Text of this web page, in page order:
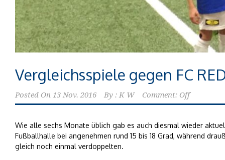
Vergleichsspiele gegen FC
Posted On 13 Nov. 2016 By : K W Comment: Off
Wie alle sechs Monate üblich gab es auch diesmal wieder
Fußballhalle bei angenehmen rund 15 bis 18 Grad, während
gleich noch einmal verdoppelten.